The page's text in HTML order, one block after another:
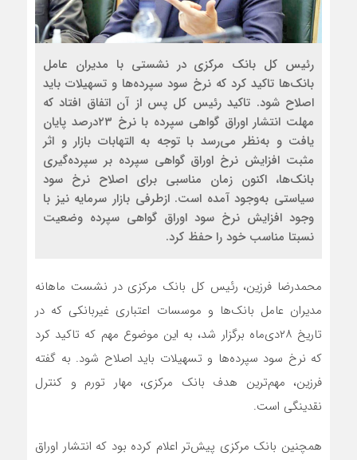
رئیس کل بانک مرکزی در نشستی با مدیران عامل
بانک‌ها تاکید کرد که نرخ سود سپرده‌ها و تسهیلات باید
اصلاح شود. تاکید رئیس کل پس از آن اتفاق افتاد که
مهلت انتشار اوراق گواهی سپرده با نرخ ۲۳درصد پایان
یافت و به‌نظر می‌رسد با توجه به التهابات بازار و اثر
مثبت افزایش نرخ اوراق گواهی سپرده بر سپرده‌گیری
بانک‌ها، اکنون زمان مناسبی برای اصلاح نرخ سود
سیاستی به‌وجود آمده است. ازطرفی بازار سرمایه نیز با
وجود افزایش نرخ سود اوراق گواهی سپرده وضعیت
نسبتا مناسب خود را حفظ کرد.
محمدرضا فرزین، رئیس کل بانک مرکزی در نشست ماهانه
مدیران عامل بانک‌ها و موسسات اعتباری غیربانکی که در
تاریخ ۲۸دی‌ماه برگزار شد، به این موضوع مهم که تاکید کرد
که نرخ سود سپرده‌ها و تسهیلات باید اصلاح شود. به گفته
فرزین، مهم‌ترین هدف بانک مرکزی، مهار تورم و کنترل
نقدینگی است.
همچنین بانک مرکزی پیش‌تر اعلام کرده بود که انتشار اوراق